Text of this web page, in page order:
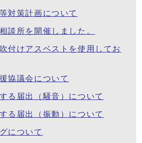
対策計画について
談所を開催しました。
付けアスベストを使用してお
協議会について
る届出（騒音）について
る届出（振動）について
について